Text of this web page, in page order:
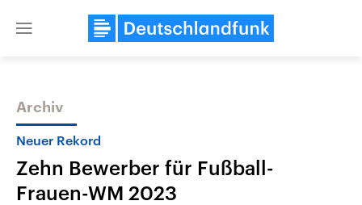
Close
Themen
Archiv
Neuer Rekord
Zehn Bewerber für Fußball-
Frauen-WM 2023